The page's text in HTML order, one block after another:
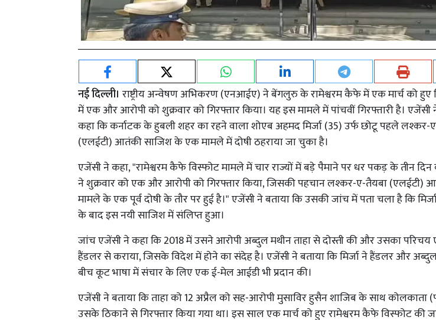
नई दिल्ली। राष्ट्रीय अन्वेषण अभिकरण (एनआईए) ने बेंगलुरु के रामेश्वरम कैफे में एक मार्च को हुए
में एक और आरोपी को शुक्रवार को गिरफ्तार किया। यह इस मामले में पांचवीं गिरफ्तारी है।
कहा कि कर्नाटक के हुबली शहर का रहने वाला शोएब अहमद मिर्जा (35) उर्फ ​​छोटू पहले लश्कर-
(एलईटी) आतंकी साजिश के एक मामले में दोषी ठहराया जा चुका है।
एजेंसी ने कहा, "रामेश्वरम कैफे विस्फोट मामले में चार राज्यों में बड़े पैमाने पर धर पकड़ के तीन
ने शुक्रवार को एक और आरोपी को गिरफ्तार किया, जिसकी पहचान लश्कर-ए-तैयबा (एलईटी)
मामले के एक पूर्व दोषी के तौर पर हुई है।" एजेंसी ने बताया कि उसकी जांच में पता चला है कि
के बाद इस नयी साजिश में संलिप्त हुआ।
जांच एजेंसी ने कहा कि 2018 में उसने आरोपी अब्दुल मथीन ताहा से दोस्ती की और उसका
हैंडलर से कराया, जिसके विदेश में होने का संदेह है। एजेंसी ने बताया कि मिर्जा ने हैंडलर और
बीच कूट भाषा में संचार के लिए एक ई-मेल आईडी भी प्रदान की।
एजेंसी ने बताया कि ताहा को 12 अप्रैल को सह-आरोपी मुसाविर हुसैन शाजिब के साथ कोलकाता
उसके ठिकाने से गिरफ्तार किया गया था। इस साल एक मार्च को हुए रामेश्वरम कैफे विस्फोट की